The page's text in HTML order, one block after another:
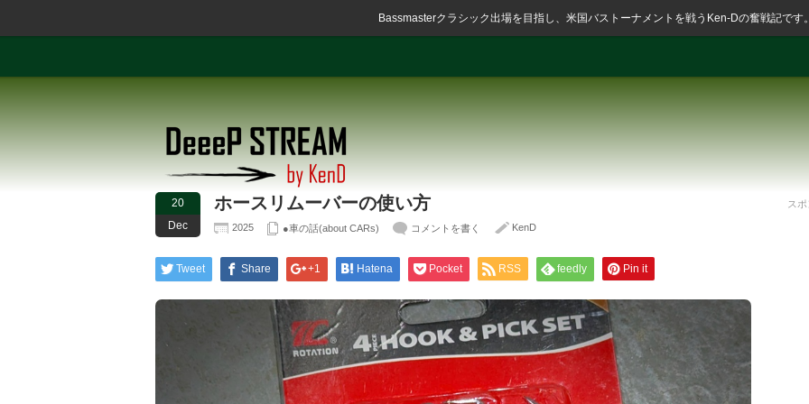
Bassmasterクラシック出場を目指し、米国バストーナメントを戦うKen-Dの奮戦記です
20
Dec
ホースリムーバーの使い方
2025 ●車の話(about CARs) コメントを書く KenD
Tweet Share +1 Hatena Pocket RSS feedly Pin it
ス